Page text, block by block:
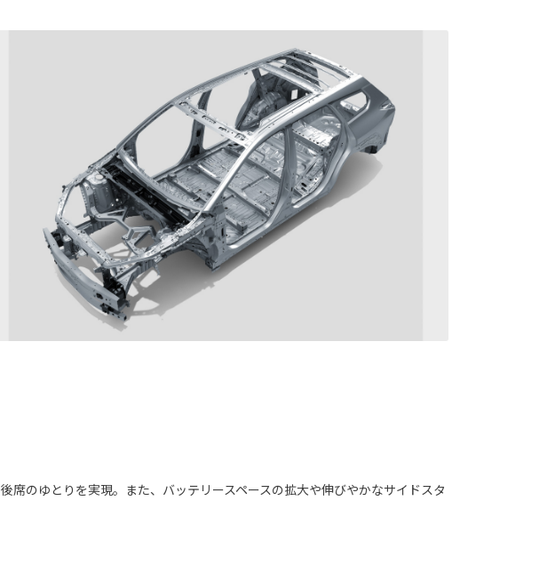
のゆとりを実現。また、バッテリースペースの拡大や伸びやかなサイドスタ